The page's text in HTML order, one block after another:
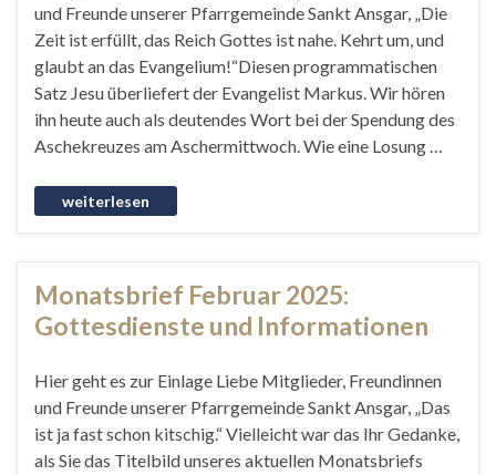
und Freunde unserer Pfarrgemeinde Sankt Ansgar, „Die
Zeit ist erfüllt, das Reich Gottes ist nahe. Kehrt um, und
glaubt an das Evangelium!“Diesen programmatischen
Satz Jesu überliefert der Evangelist Markus. Wir hören
ihn heute auch als deutendes Wort bei der Spendung des
Aschekreuzes am Aschermittwoch. Wie eine Losung …
Monatsbrief Februar 2025:
Gottesdienste und Informationen
Hier geht es zur Einlage Liebe Mitglieder, Freundinnen
und Freunde unserer Pfarrgemeinde Sankt Ansgar, „Das
ist ja fast schon kitschig.“ Vielleicht war das Ihr Gedanke,
als Sie das Titelbild unseres aktuellen Monatsbriefs